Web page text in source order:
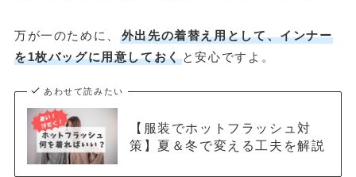
万が一のために、
外出先の着替え用として、インナー
を1枚バッグに用意しておくと安心ですよ。
あわせて読みたい
【服装でホットフラッシュ対
策】夏＆冬で変える工夫を解説